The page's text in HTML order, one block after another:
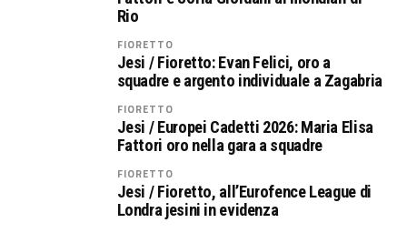
Rio
FIORETTO
Jesi / Fioretto: Evan Felici, oro a
squadre e argento individuale a Zagabria
FIORETTO
Jesi / Europei Cadetti 2026: Maria Elisa
Fattori oro nella gara a squadre
FIORETTO
Jesi / Fioretto, all’Eurofence League di
Londra jesini in evidenza